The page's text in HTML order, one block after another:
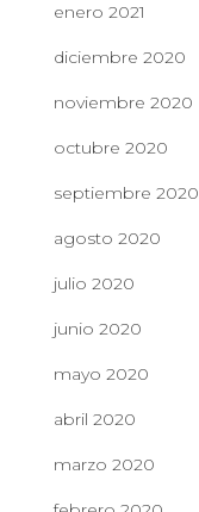
enero 2021
diciembre 2020
noviembre 2020
octubre 2020
septiembre 2020
agosto 2020
julio 2020
junio 2020
mayo 2020
abril 2020
marzo 2020